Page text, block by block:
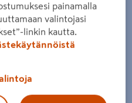
painamalla
valintojasi
linkin kautta.